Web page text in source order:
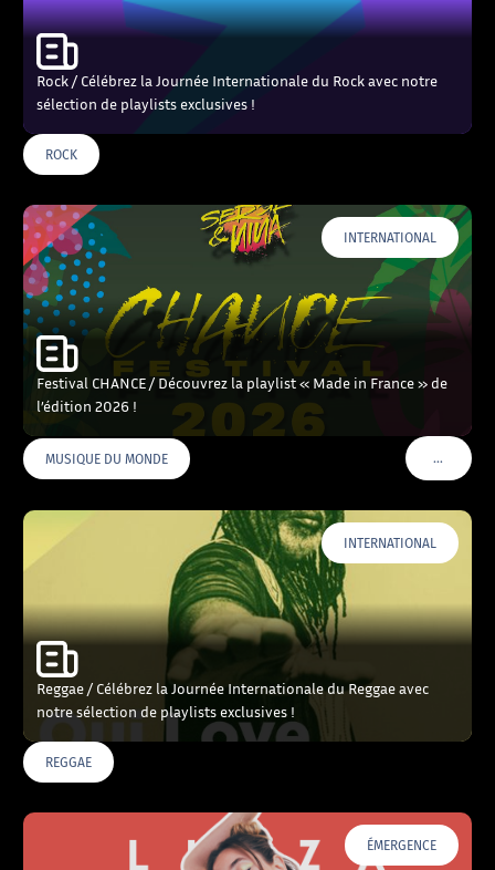
Rock / Célébrez la Journée Internationale du Rock avec notre
sélection de playlists exclusives !
ROCK
INTERNATIONAL
Festival CHANCE / Découvrez la playlist « Made in France » de
l’édition 2026 !
MUSIQUE DU MONDE …VOIR
INTERNATIONAL
Reggae / Célébrez la Journée Internationale du Reggae avec
notre sélection de playlists exclusives !
REGGAE
ÉMERGENCE